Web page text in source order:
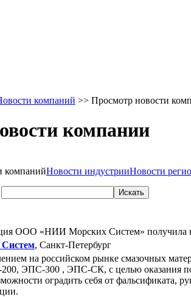
компаний >> Просмотр новости
компании
компанийНовости индустрииНовости
«НИИ Морских Систем» получила
, Санкт-Петербург
на российском рынке смазочных
ЭПС-300 , ЭПС-СК, с целью оказания
оградить себя от